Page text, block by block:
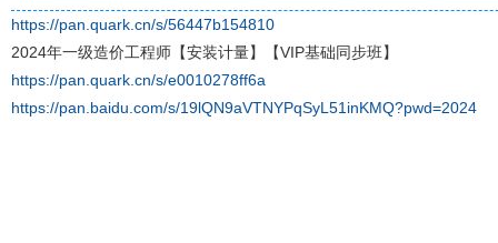
https://pan.quark.cn/s/56447b154810
2024年一级造价工程师【安装计量】【VIP基础同步班】
https://pan.quark.cn/s/e0010278ff6a
https://pan.baidu.com/s/19lQN9aVTNYPqSyL51inKMQ?pwd=2024